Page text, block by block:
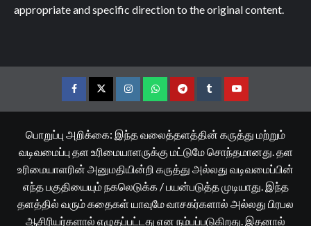
appropriate and specific direction to the original content.
FacebookTwitterInstagramWhatsappTelegramTumblrYouTube
பொறுப்பு அறிக்கை: இந்த வலைத்தளத்தின் கருத்து மற்றும்
வடிவமைப்பு தள உரிமையாளருக்கு மட்டுமே சொந்தமானது. தள
உரிமையாளரின் அனுமதியின்றி கருத்து அல்லது வடிவமைப்பின்
எந்த பகுதியையும் நகலெடுக்க / பயன்படுத்த முடியாது. இந்த
தளத்தில் வரும் கதைகள் யாவுமே வாசகர்களால் அல்லது பிரபல
ஆசிரியர்களால் எழுதப்பட்டது என நம்பப்படுகிறது. இதனால்